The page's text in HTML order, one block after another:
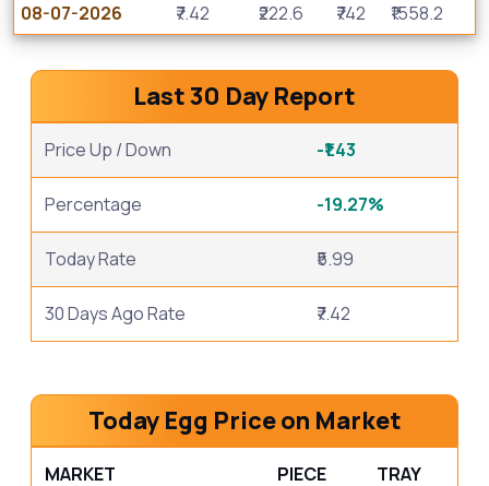
08-07-2026
₹7.42 ₹222.6 ₹742 ₹1558.2
Last 30 Day Report
Price Up / Down -₹1.43
Percentage -19.27%
Today Rate ₹5.99
30 Days Ago Rate ₹7.42
Today Egg Price on Market
MARKET PIECE TRAY